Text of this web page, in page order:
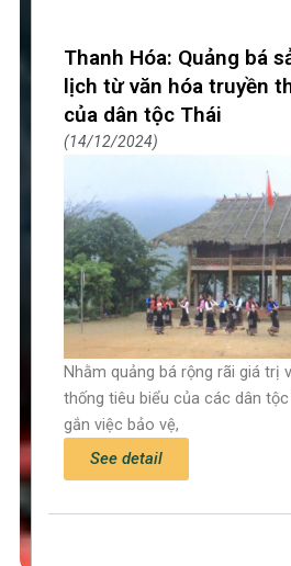
Thanh Hóa: Quảng bá
lịch từ văn hóa truyền
của dân tộc Thái
14/12/2024
Nhằm quảng bá rộng rãi giá trị
thống tiêu biểu của các dân
gắn việc bảo vệ,
See detail